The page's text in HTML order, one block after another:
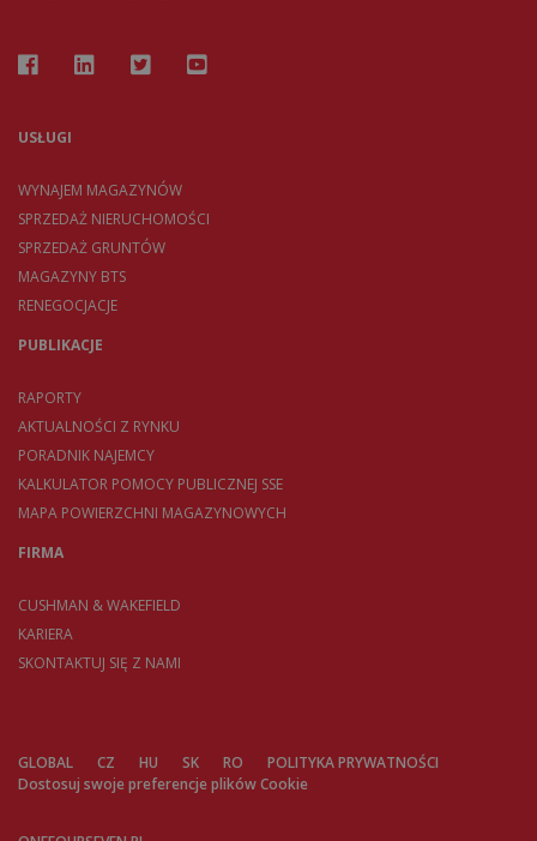
USŁUGI
WYNAJEM MAGAZYNÓW
SPRZEDAŻ NIERUCHOMOŚCI
SPRZEDAŻ GRUNTÓW
MAGAZYNY BTS
RENEGOCJACJE
PUBLIKACJE
RAPORTY
AKTUALNOŚCI Z RYNKU
PORADNIK NAJEMCY
KALKULATOR POMOCY PUBLICZNEJ SSE
MAPA POWIERZCHNI MAGAZYNOWYCH
FIRMA
CUSHMAN & WAKEFIELD
KARIERA
SKONTAKTUJ SIĘ Z NAMI
GLOBAL CZ HU SK RO
POLITYKA PRYWATNOŚCI
Dostosuj swoje preferencje plików Cookie